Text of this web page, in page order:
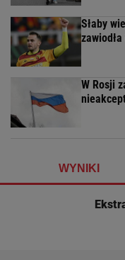
Słaby
W Rosji
WYNIKI